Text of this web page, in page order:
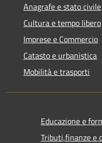
Anagrafe e stato civile
Cultura e tempo libero
Imprese e Commercio
Catasto e urbanistica
Mobilità e trasporti
Educazione e
Tributi,finanze e